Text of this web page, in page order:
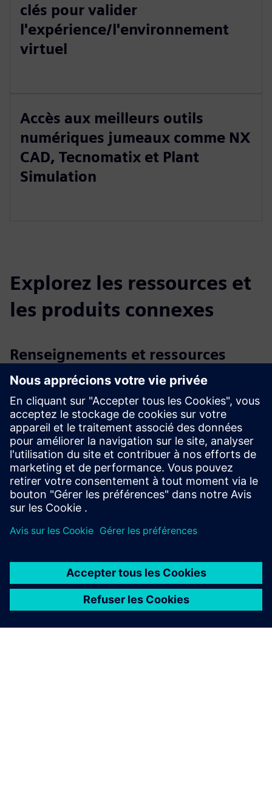
clés pour valider
l'expérience/l'environnement
virtuel
Accès aux meilleurs outils
numériques jumeaux comme NX
CAD, Tecnomatix et Plant
Simulation
Explorez les ressources et
les produits connexes
Renseignements et ressources
supplémentaires
MADE - Competence Center Industry 4.0 : l'usine
numérique et durable
Conditions préalables
Applications pour l'ingénierie et la gestion du cycle de vie
des produits